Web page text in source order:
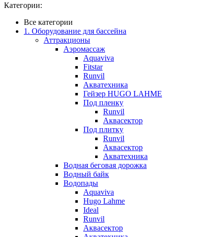
Категории:
Все категории
1. Оборудование для бассейна
Аттракционы
Аэромассаж
Aquaviva
Fitstar
Runvil
Акватехника
Гейзер HUGO LAHME
Под пленку
Runvil
Аквасектор
Под плитку
Runvil
Аквасектор
Акватехника
Водная беговая дорожка
Водный байк
Водопады
Aquaviva
Hugo Lahme
Ideal
Runvil
Аквасектор